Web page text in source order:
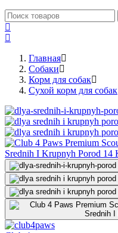
Главная
Cобаки
Корм для собак
Сухой корм для собак